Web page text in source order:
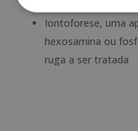
Iontoforese, uma
hexosamina ou
ruga a ser tratada